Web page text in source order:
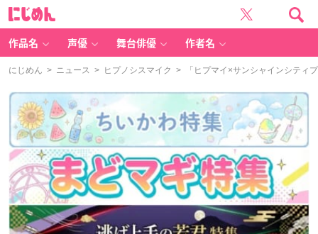
作品名 声優 舞台俳優 作者名
にじめん > ニュース > ヒプノシスマイク > 「ヒプマイ×サンシャインシティ